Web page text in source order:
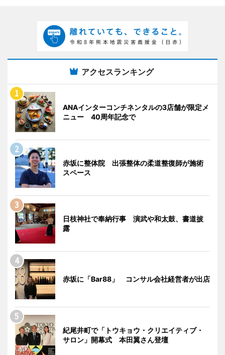
アクセスランキング
ANAインターコンチネンタルの3店舗が限定メ
ニュー 40周年記念で
赤坂に整体院 出張整体の柔道整復師が施術
スペース
日枝神社で奉納行事 演武や和太鼓、書道披
露
赤坂に「Bar88」 コンサル会社経営者が出店
紀尾井町で「トウキョウ・クリエイティブ・
サロン」開幕式 本田翼さん登壇